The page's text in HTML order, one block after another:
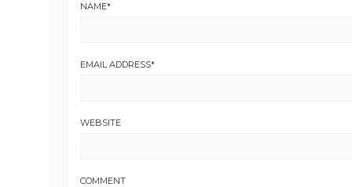
NAME*
EMAIL ADDRESS*
WEBSITE
COMMENT